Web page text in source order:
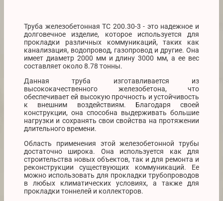
Труба железобетонная ТС 200.30-3 - это надежное и
долговечное изделие, которое используется для
прокладки различных коммуникаций, таких как
канализация, водопровод, газопровод и другие. Она
имеет диаметр 2000 мм и длину 3000 мм, а ее вес
составляет около 8.78 тонны.
Данная труба изготавливается из
высококачественного железобетона, что
обеспечивает ей высокую прочность и устойчивость
к внешним воздействиям. Благодаря своей
конструкции, она способна выдерживать большие
нагрузки и сохранять свои свойства на протяжении
длительного времени.
Область применения этой железобетонной трубы
достаточно широка. Она используется как для
строительства новых объектов, так и для ремонта и
реконструкции существующих коммуникаций. Ее
можно использовать для прокладки трубопроводов
в любых климатических условиях, а также для
прокладки тоннелей и коллекторов.